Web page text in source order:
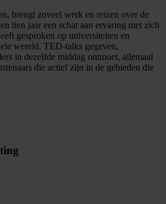
brengt zoveel werk en reizen over de
tien jaar een schat aan ervaring met zich
gesproken op universiteiten en
wereld, TED-talks gegeven,
in dezelfde middag ontmoet, allemaal
die actief zijn in de gebieden die